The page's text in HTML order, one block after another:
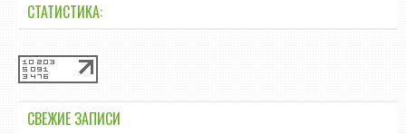
СТАТИСТИКА:
СВЕЖИЕ ЗАПИСИ